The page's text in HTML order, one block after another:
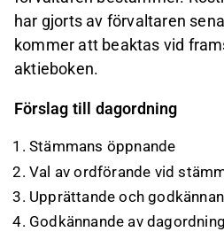
har gjorts av förvaltaren
kommer att beaktas vid
aktieboken.
Förslag till dagordning
Stämmans öppnande
Val av ordförande vid
Upprättande och
Godkännande av dagordning